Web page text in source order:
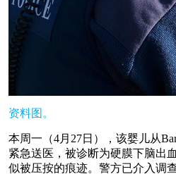
资料图。
本周一（4月27日），该婴儿从
紧急送医，被诊断为硬膜下脑出
似被压按的痕迹。警方已介入调